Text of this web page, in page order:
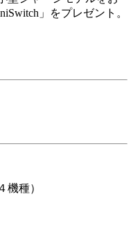
」をプレゼント。
機種）